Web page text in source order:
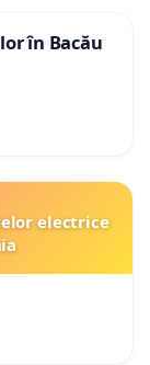
în Bacău
electrice